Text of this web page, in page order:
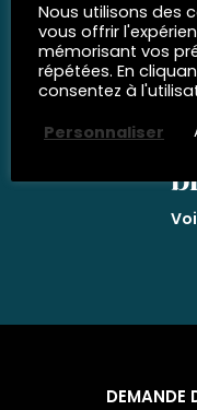
DEMANDE
Nous utilisons des
vous offrir
mémorisant vos
répétées. En
consentez à
Personnaliser